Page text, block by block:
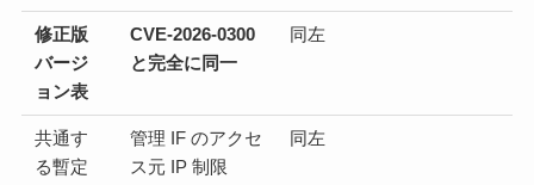
修正版
バージ
ョン表
CVE-2026-0300
と完全に同一
同左
共通す
る暫定
管理 IF のアクセ
ス元 IP 制限
同左